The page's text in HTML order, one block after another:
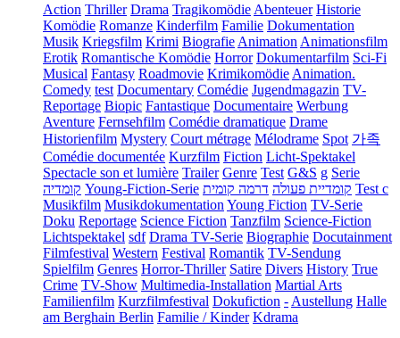
Action Thriller Drama Tragikomödie Abenteuer Historie
Komödie Romanze Kinderfilm Familie Dokumentation
Musik Kriegsfilm Krimi Biografie Animation Animationsfilm
Erotik Romantische Komödie Horror Dokumentarfilm Sci-Fi
Musical Fantasy Roadmovie Krimikomödie Animation.
Comedy test Documentary Comédie Jugendmagazin TV-
Reportage Biopic Fantastique Documentaire Werbung
Aventure Fernsehfilm Comédie dramatique Drame
Historienfilm Mystery Court métrage Mélodrame Spot 가족
Comédie documentée Kurzfilm Fiction Licht-Spektakel
Spectacle son et lumière Trailer Genre Test G&S g Serie
קומדיה Young-Fiction-Serie קומדיית פעולה דרמה קומית
Test c
Musikfilm Musikdokumentation Young Fiction TV-Serie
Doku Reportage Science Fiction Tanzfilm Science-Fiction
Lichtspektakel sdf Drama TV-Serie Biographie Docutainment
Filmfestival Western Festival Romantik TV-Sendung
Spielfilm Genres Horror-Thriller Satire Divers History True
Crime TV-Show Multimedia-Installation Martial Arts
Familienfilm Kurzfilmfestival Dokufiction - Austellung Halle
am Berghain Berlin Familie / Kinder Kdrama